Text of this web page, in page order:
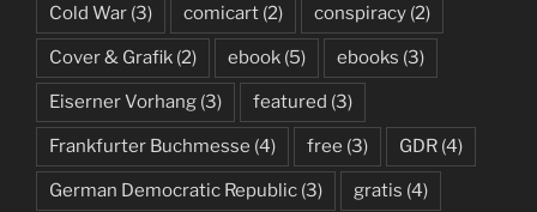
Cold War (3) comicart (2) conspiracy (2)
Cover & Grafik (2) ebook (5) ebooks (3)
Eiserner Vorhang (3) featured (3)
Frankfurter Buchmesse (4) free (3) GDR (4)
German Democratic Republic (3) gratis (4)